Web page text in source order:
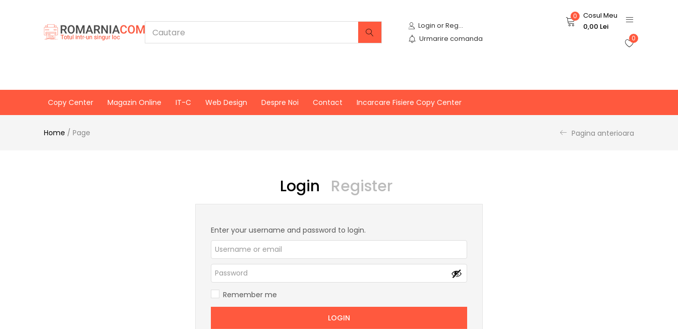
Login or Register
Urmarire comanda
0
Cosul Meu
0,00 Lei
0
Copy Center Magazin Online IT-C Web Design Despre Noi Contact Incarcare Fisiere Copy Center
Home / Page Pagina anterioara
Login Register
Enter your username and password to login.
Alternative:
Remember me
LOGIN